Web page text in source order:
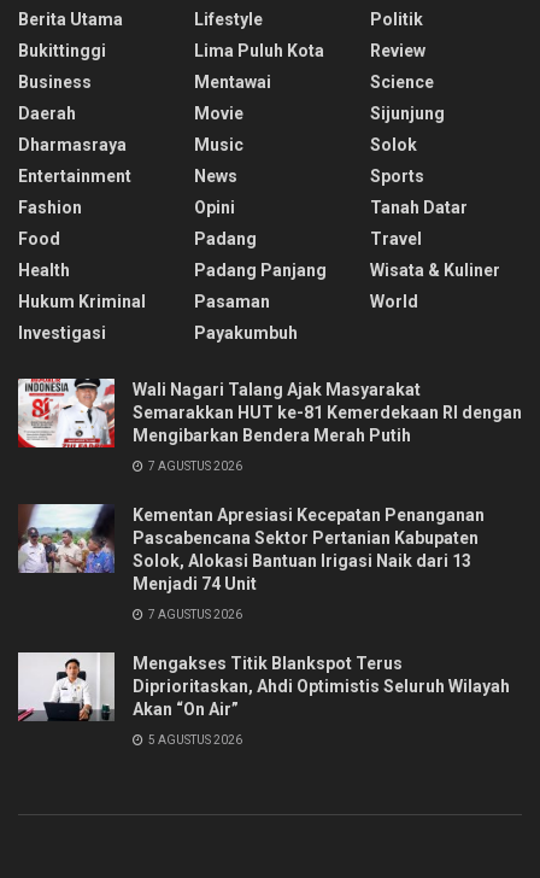
Berita Utama
Bukittinggi
Business
Daerah
Dharmasraya
Entertainment
Fashion
Food
Health
Hukum Kriminal
Investigasi
Lifestyle
Lima Puluh Kota
Mentawai
Movie
Music
News
Opini
Padang
Padang Panjang
Pasaman
Payakumbuh
Politik
Review
Science
Sijunjung
Solok
Sports
Tanah Datar
Travel
Wisata & Kuliner
World
Wali Nagari Talang Ajak Masyarakat
Semarakkan HUT ke-81 Kemerdekaan RI dengan
Mengibarkan Bendera Merah Putih
7 AGUSTUS 2026
Kementan Apresiasi Kecepatan Penanganan
Pascabencana Sektor Pertanian Kabupaten
Solok, Alokasi Bantuan Irigasi Naik dari 13
Menjadi 74 Unit
7 AGUSTUS 2026
Mengakses Titik Blankspot Terus
Diprioritaskan, Ahdi Optimistis Seluruh Wilayah
Akan “On Air”
5 AGUSTUS 2026